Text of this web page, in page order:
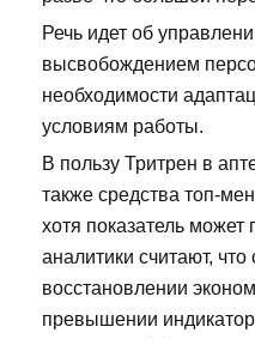
Речь идет об
высвобождением
необходимости
условиям работы.
В пользу Тритрен в
также средства топ-
хотя показатель может
аналитики считают,
восстановлении
превышении